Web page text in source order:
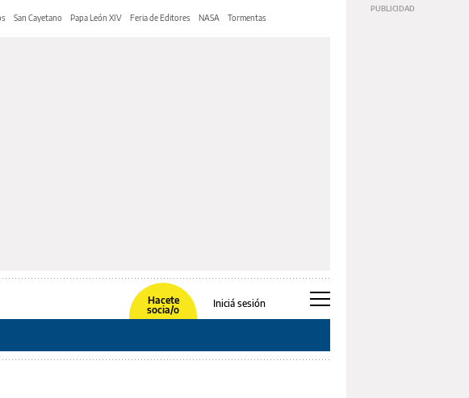
San Cayetano Papa León XIV Feria de Editores NASA Tormentas
Hacete
socia/o
Iniciá sesión